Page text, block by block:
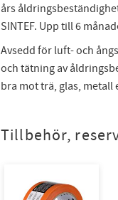
års
SINTEF. Upp till 6
Avsedd för luft- och
och tätning av
bra mot trä, glas, metall
Tillbehör,